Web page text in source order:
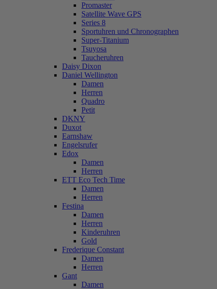
Promaster
Satellite Wave GPS
Series 8
Sportuhren und Chronographen
Super-Titanium
Tsuyosa
Taucheruhren
Daisy Dixon
Daniel Wellington
Damen
Herren
Quadro
Petit
DKNY
Duxot
Earnshaw
Engelsrufer
Edox
Damen
Herren
ETT Eco Tech Time
Damen
Herren
Festina
Damen
Herren
Kinderuhren
Gold
Frederique Constant
Damen
Herren
Gant
Damen